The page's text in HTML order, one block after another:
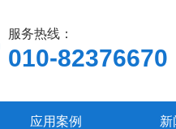
服务热线：
010-82376670
应用案例 新